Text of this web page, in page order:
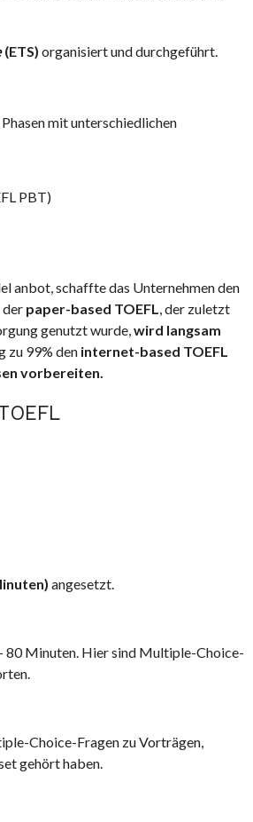
(ETS) organisiert und durchgeführt.
mit unterschiedlichen
PBT)
anbot, schaffte das Unternehmen den
der paper-based TOEFL, der zuletzt
genutzt wurde,wird langsam
zu 99% den internet-based TOEFL
vorbereiten.
angesetzt.
80 Minuten. Hier sind Multiple-Choice-
Choice-Fragen zu Vorträgen,
gehört haben.